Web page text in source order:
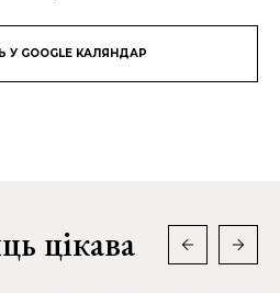
GOOGLE КАЛЯНДАР
цікава